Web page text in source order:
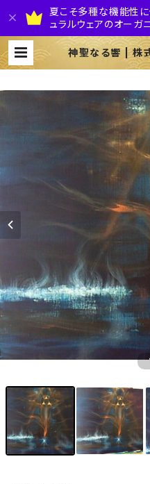
夏こそ多種な機能性
ュラルウェアのオーガ
神聖なる響 | 株